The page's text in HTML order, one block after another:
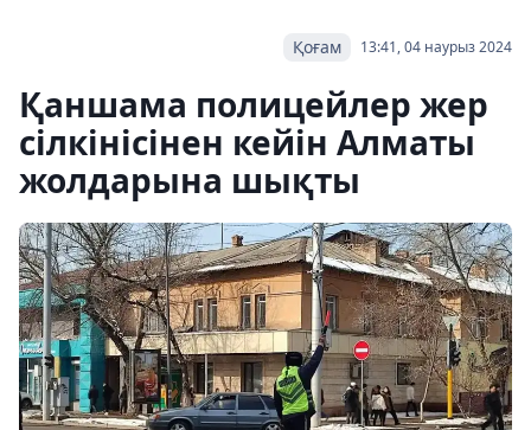
13:41, 04 наурыз 2024
Қоғам
Қаншама полицейлер жер
сілкінісінен кейін Алматы
жолдарына шықты